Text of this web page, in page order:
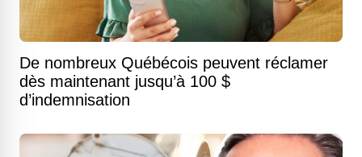
De nombreux Québécois peuvent réclamer
dès maintenant jusqu’à 100 $
d’indemnisation